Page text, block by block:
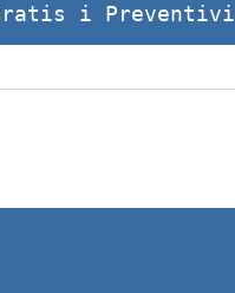
i Preventivi